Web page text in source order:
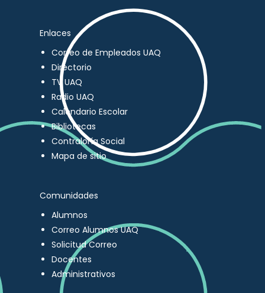
Enlaces
Correo de Empleados UAQ
Directorio
TV UAQ
Radio UAQ
Calendario Escolar
Bibliotecas
Contraloría Social
Mapa de sitio
Comunidades
Alumnos
Correo Alumnos UAQ
Solicitud Correo
Docentes
Administrativos